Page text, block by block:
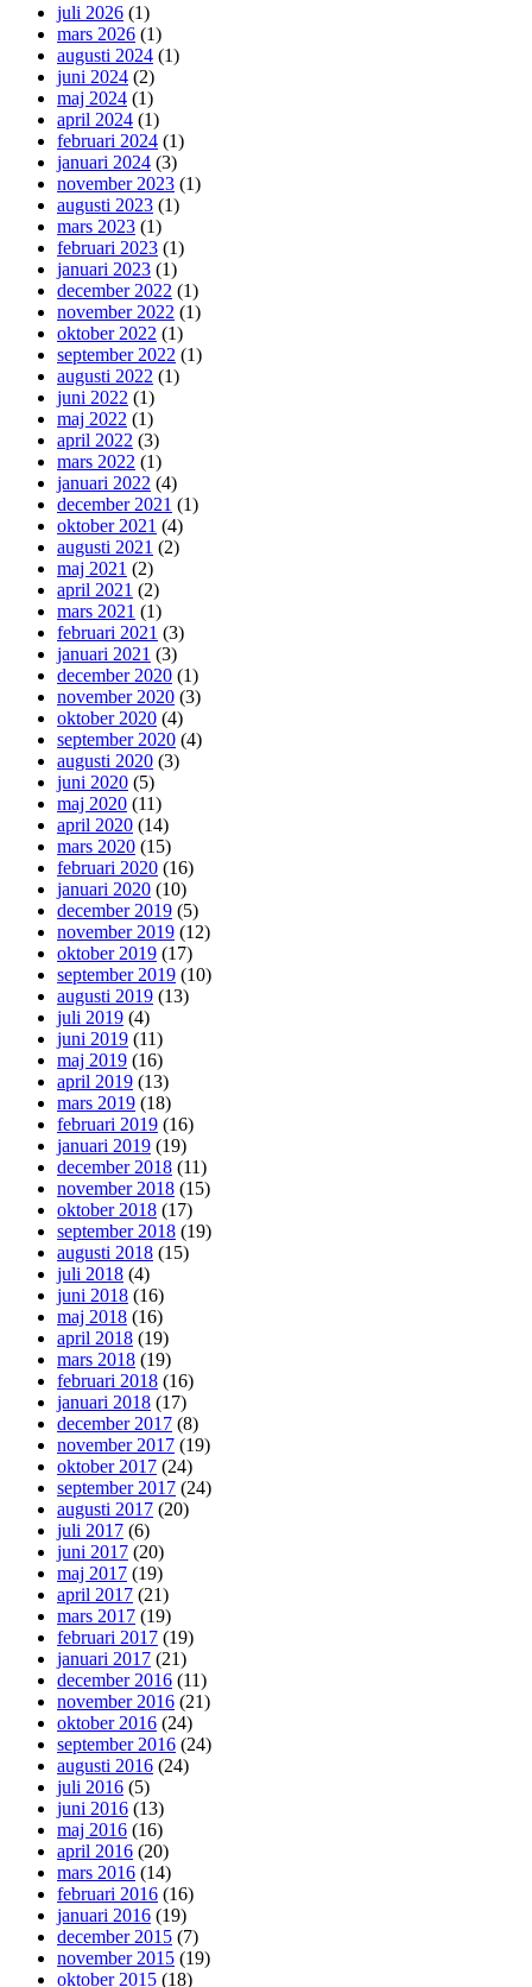
juli 2026 (1)
mars 2026 (1)
augusti 2024 (1)
juni 2024 (2)
maj 2024 (1)
april 2024 (1)
februari 2024 (1)
januari 2024 (3)
november 2023 (1)
augusti 2023 (1)
mars 2023 (1)
februari 2023 (1)
januari 2023 (1)
december 2022 (1)
november 2022 (1)
oktober 2022 (1)
september 2022 (1)
augusti 2022 (1)
juni 2022 (1)
maj 2022 (1)
april 2022 (3)
mars 2022 (1)
januari 2022 (4)
december 2021 (1)
oktober 2021 (4)
augusti 2021 (2)
maj 2021 (2)
april 2021 (2)
mars 2021 (1)
februari 2021 (3)
januari 2021 (3)
december 2020 (1)
november 2020 (3)
oktober 2020 (4)
september 2020 (4)
augusti 2020 (3)
juni 2020 (5)
maj 2020 (11)
april 2020 (14)
mars 2020 (15)
februari 2020 (16)
januari 2020 (10)
december 2019 (5)
november 2019 (12)
oktober 2019 (17)
september 2019 (10)
augusti 2019 (13)
juli 2019 (4)
juni 2019 (11)
maj 2019 (16)
april 2019 (13)
mars 2019 (18)
februari 2019 (16)
januari 2019 (19)
december 2018 (11)
november 2018 (15)
oktober 2018 (17)
september 2018 (19)
augusti 2018 (15)
juli 2018 (4)
juni 2018 (16)
maj 2018 (16)
april 2018 (19)
mars 2018 (19)
februari 2018 (16)
januari 2018 (17)
december 2017 (8)
november 2017 (19)
oktober 2017 (24)
september 2017 (24)
augusti 2017 (20)
juli 2017 (6)
juni 2017 (20)
maj 2017 (19)
april 2017 (21)
mars 2017 (19)
februari 2017 (19)
januari 2017 (21)
december 2016 (11)
november 2016 (21)
oktober 2016 (24)
september 2016 (24)
augusti 2016 (24)
juli 2016 (5)
juni 2016 (13)
maj 2016 (16)
april 2016 (20)
mars 2016 (14)
februari 2016 (16)
januari 2016 (19)
december 2015 (7)
november 2015 (19)
oktober 2015 (18)